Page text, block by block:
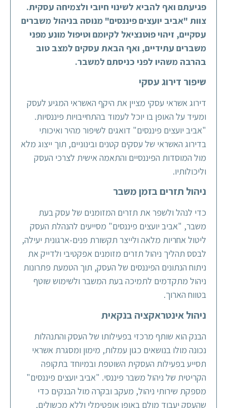
פגיעתם ואף להביא לשינוי חיובי ולצמיחה עסקית.
צוות "אביב יועצים פיננסים" מנוסה בניהול משברים
עסקיים, זיהוי פוטנציאל לקיומם וטיפול מונע מפני
משברים עתידיים, ואף הבאת עסקים למצב טוב
בהרבה משהיו לפני כניסתם למשבר.
שיפור דירוג עסקי
דירוג אשראי עסקי מציין את היקף האשראי המגיע לעסק
ומעיד על האופן בו יוכל לעמוד בהתחייבויות פיננסיות.
"אביב יועצים פיננסים" דואגים לשיפור מהיר ואיכותי
בדירוג האשראי של עסקים קטנים ובינוניים, תוך ייצוג מלא
מול המוסדות הפיננסיים והתאמה אישית לצרכי העסק
וליכולותיו.
ניהול תזרים בזמן משבר
כדי לנהל ולשפר את תזרים המזומנים של עסק בעת
משבר, "אביב יועצים פיננסים" מסייעים להנהלת העסק
ליטול אחריות מלאה ולייצר תקשורת פנים-ארגונית יעילה,
לבסס תהליך ניהול תזרים מזומנים אפקטיבי ולדייק את
ניתוח הנתונים הפיננסים של העסק, תוך הטמעת פתרונות
ניהול מתקדמים לתמיכה בעת המשבר ולשימוש שוטף
בטווח הארוך.
ניהול אינטראקציה בנקאית
הבנק הוא שותף מרכזי בפעילותו של העסק והתנהלות
נכונה מולו בנושאים כגון עמלות, מימון ומסגרת אשראי
תסייע בפעילות העסקית השוטפת ובמיוחד בתקופה
הקריטית של ניהול משבר פיננסי. "אביב יועצים פיננסים"
מספקת שירותי ניהול, מעקב ובקרה מול הבנקים כדי
שהעסק יעבוד מולם באופן אופטימלי וללא מכשולים,